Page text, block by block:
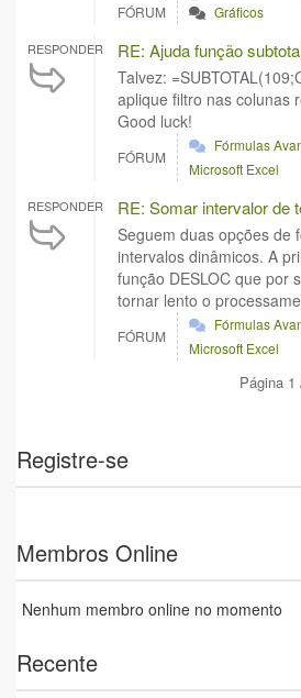
FÓRUM Gráficos
RESPONDER RE: Ajuda função
Talvez:
aplique filtro nas colunas
Good luck!
FÓRUM
Fórmulas
Microsoft Excel
RESPONDER RE: Somar intervalor de
Seguem duas opções de
intervalos dinâmicos. A
função DESLOC que por
tornar lento o
FÓRUM
Fórmulas
Microsoft Excel
Página 1
Registre-se
Membros Online
Nenhum membro online no momento
Recente